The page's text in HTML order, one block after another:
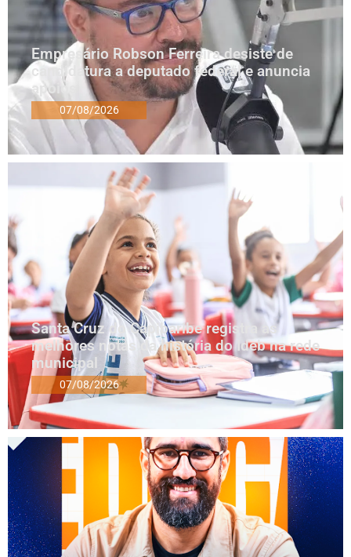
Empresário Robson Ferreira desiste de
candidatura a deputado federal e anuncia
apoios
07/08/2026
Santa Cruz do Capibaribe registra as
melhores notas da história do Ideb na rede
municipal
07/08/2026